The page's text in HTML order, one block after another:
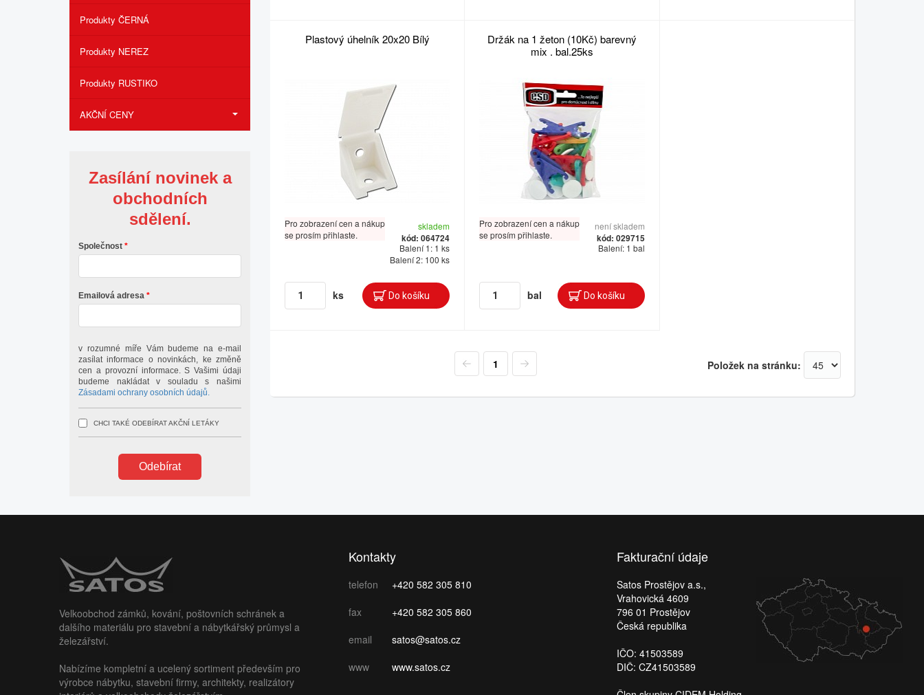
Produkty ČERNÁ
Produkty NEREZ
Produkty RUSTIKO
AKČNÍ CENY
Zasílání novinek a
obchodních
sdělení.
Společnost
Emailová adresa
v rozumné míře Vám budeme na e-mail
zasílat informace o novinkách, ke změně
cen a provozní informace. S Vašimi údaji
budeme nakládat v souladu s našimi
Zásadami ochrany osobních údajů.
CHCI TAKÉ ODEBÍRAT AKČNÍ LETÁKY
Odebírat
Plastový úhelník 20x20 Bílý
Pro zobrazení cen a nákup
se prosím přihlaste.
skladem
kód: 064724
Balení 1: 1 ks
Balení 2: 100 ks
ks
Držák na 1 žeton (10Kč) barevný
mix . bal.25ks
Pro zobrazení cen a nákup
se prosím přihlaste.
není skladem
kód: 029715
Balení: 1 bal
bal
1 Položek na stránku:
Velkoobchod zámků, kování, poštovních schránek a
dalšího materiálu pro stavební a nábytkářský průmysl a
železářství.
Nabízíme kompletní a ucelený sortiment především pro
výrobce nábytku, stavební firmy, architekty, realizátory
Kontakty
telefon
+420 582 305 810
fax
+420 582 305 860
email
satos@satos.cz
www
www.satos.cz
Fakturační údaje
Satos Prostějov a.s.,
Vrahovická 4609
796 01 Prostějov
Česká republika
IČO: 41503589
DIČ: CZ41503589